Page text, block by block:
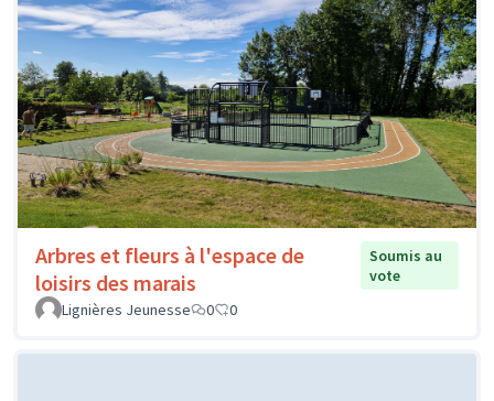
Arbres et fleurs à l'espace de
loisirs des marais
Soumis au
vote
Lignières Jeunesse
0 0